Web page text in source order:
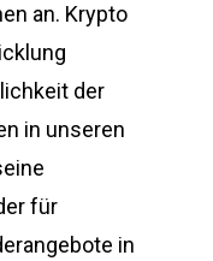
an. Krypto
der
in unseren
für
in